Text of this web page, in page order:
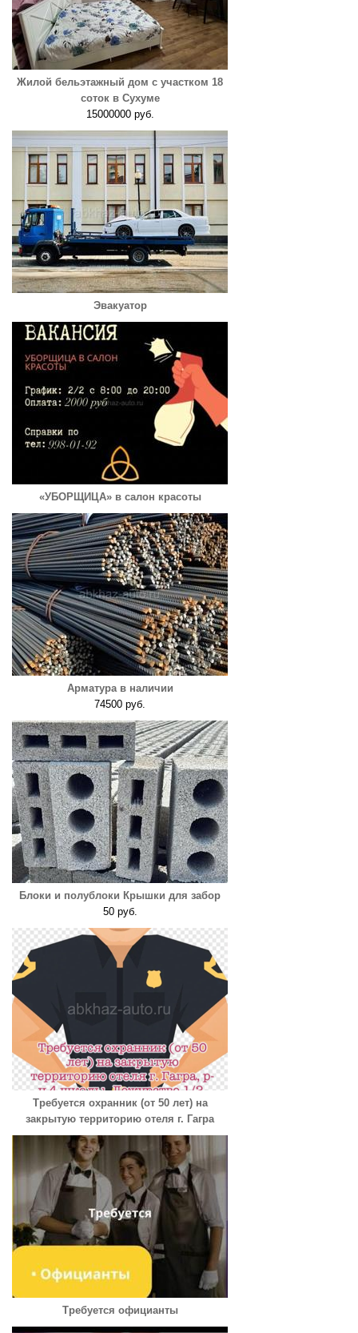
Жилой бельэтажный дом с участком 18
соток в Сухуме
15000000 руб.
Эвакуатор
«УБОРЩИЦА» в салон красоты
Арматура в наличии
74500 руб.
Блоки и полублоки Крышки для забор
50 руб.
Требуется охранник (от 50 лет) на
закрытую территорию отеля г. Гагра
Требуется официанты